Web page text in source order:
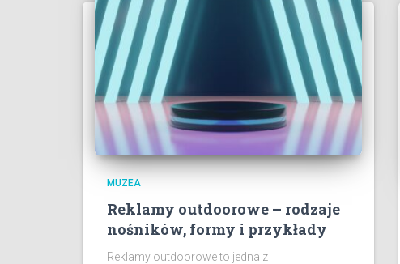
MUZEA
Reklamy outdoorowe – rodzaje
nośników, formy i przykłady
Reklamy outdoorowe to jedna z